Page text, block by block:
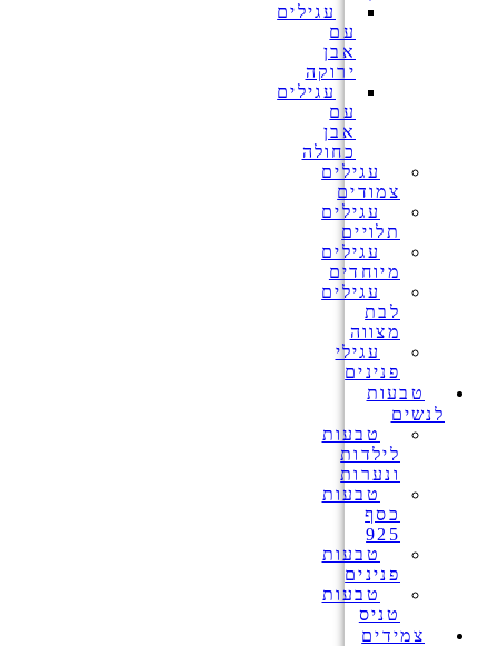
עגילים
עם
אבן
ירוקה
עגילים
עם
אבן
כחולה
עגילים
צמודים
עגילים
תלויים
עגילים
מיוחדים
עגילים
לבת
מצווה
עגילי
פנינים
טבעות
לנשים
טבעות
לילדות
ונערות
טבעות
כסף
925
טבעות
פנינים
טבעות
טניס
צמידים